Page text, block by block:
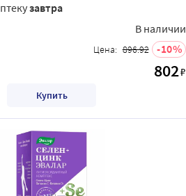
завтра
В наличии
Цена: 896.92 10
802₽
Купить